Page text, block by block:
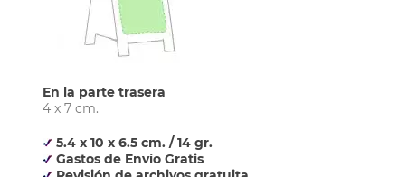
En la parte trasera
4 x 7 cm.
5.4 x 10 x 6.5 cm. / 14 gr.
Gastos de Envío Gratis